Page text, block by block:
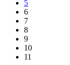
5
6
7
8
9
10
11